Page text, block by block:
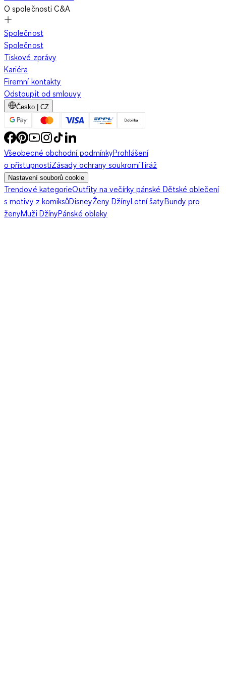
O společnosti C&A
Společnost
Společnost
Tiskové zprávy
Kariéra
Firemní kontakty
Odstoupit od smlouvy
Česko | CZ
Všeobecné obchodní podmínkyProhlášení
o přístupnostiZásady ochrany soukromíTiráž
Nastavení souborů cookie
Trendové kategorieOutfity na večírky pánské Dětské oblečení
s motivy z komiksůDisneyŽeny DžínyLetní šatyBundy pro
ženyMuži DžínyPánské obleky